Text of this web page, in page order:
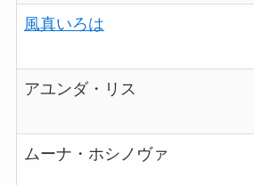
風真いろは
アユンダ・リス
ムーナ・ホシノヴァ